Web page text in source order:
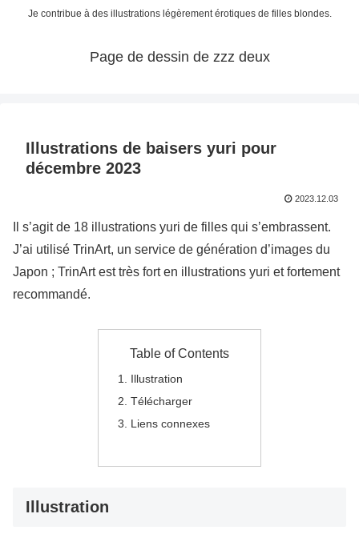
Je contribue à des illustrations légèrement érotiques de filles blondes.
Page de dessin de zzz deux
Illustrations de baisers yuri pour
décembre 2023
2023.12.03
Il s’agit de 18 illustrations yuri de filles qui s’embrassent.
J’ai utilisé TrinArt, un service de génération d’images du
Japon ; TrinArt est très fort en illustrations yuri et fortement
recommandé.
Table of Contents
Illustration
Télécharger
Liens connexes
Illustration